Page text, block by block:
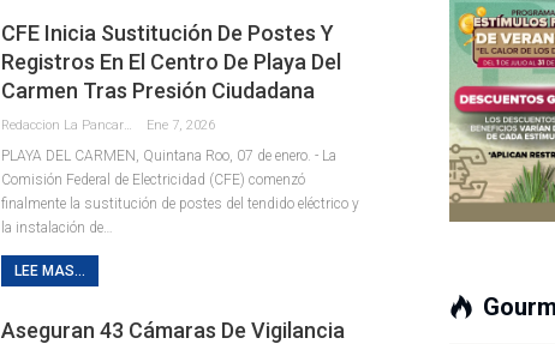
CFE Inicia Sustitución De Postes Y
Registros En El Centro De Playa Del
Carmen Tras Presión Ciudadana
Ene 7, 2026
PLAYA DEL CARMEN, Quintana Roo, 07 de enero. - La
Comisión Federal de Electricidad (CFE) comenzó
finalmente la sustitución de postes del tendido eléctrico y
la instalación de
LEE MAS...
Aseguran 43 Cámaras De Vigilancia